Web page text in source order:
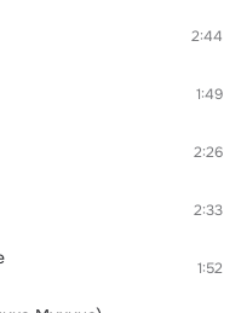
2:44
1:49
2:26
2:33
1:52